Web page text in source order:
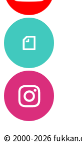
© 2000-2026